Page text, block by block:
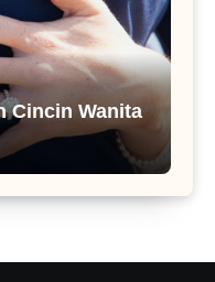
Cincin Wanita